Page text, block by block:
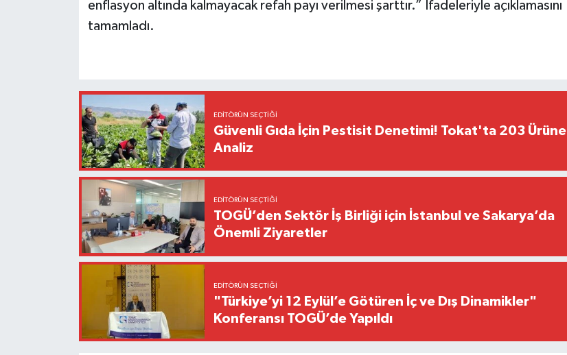
enflasyon altında kalmayacak refah payı verilmesi şarttır.” İfadeleriyle açıklamasını
tamamladı.
EDITÖRÜN SEÇTIĞI
Güvenli Gıda İçin Pestisit Denetimi! Tokat'ta 203 Ürüne
Analiz
EDITÖRÜN SEÇTIĞI
TOGÜ’den Sektör İş Birliği için İstanbul ve Sakarya’da
Önemli Ziyaretler
EDITÖRÜN SEÇTIĞI
"Türkiye’yi 12 Eylül’e Götüren İç ve Dış Dinamikler"
Konferansı TOGÜ’de Yapıldı